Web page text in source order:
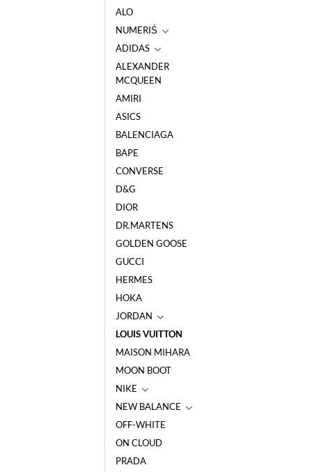
ALO
NUMERIŚ
ADIDAS
ALEXANDER
MCQUEEN
AMIRI
ASICS
BALENCIAGA
BAPE
CONVERSE
D&G
DIOR
DR.MARTENS
GOLDEN GOOSE
GUCCI
HERMES
HOKA
JORDAN
LOUIS VUITTON
MAISON MIHARA
MOON BOOT
NIKE
NEW BALANCE
OFF-WHITE
ON CLOUD
PRADA